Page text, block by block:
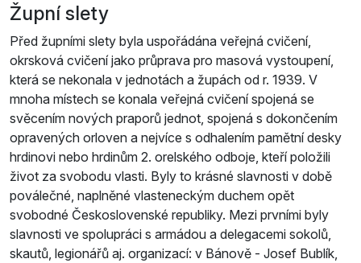
Župní slety
Před župními slety byla uspořádána veřejná cvičení,
okrsková cvičení jako průprava pro masová vystoupení,
která se nekonala v jednotách a župách od r. 1939. V
mnoha místech se konala veřejná cvičení spojená se
svěcením nových praporů jednot, spojená s dokončením
opravených orloven a nejvíce s odhalením pamětní desky
hrdinovi nebo hrdinům 2. orelského odboje, kteří položili
život za svobodu vlasti. Byly to krásné slavnosti v době
poválečné, naplněné vlasteneckým duchem opět
svobodné Československé republiky. Mezi prvními byly
slavnosti ve spolupráci s armádou a delegacemi sokolů,
skautů, legionářů aj. organizací: v Bánově - Josef Bublík,